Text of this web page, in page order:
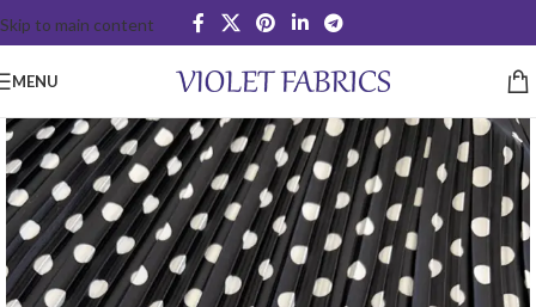
Skip to main content
MENU